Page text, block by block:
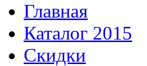
Главная
Каталог 2015
Скидки